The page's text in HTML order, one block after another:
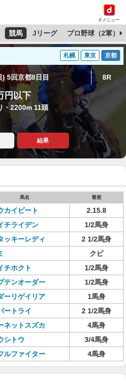
dメニュー
競馬 Jリーグ プロ野球（2軍）
札幌 東京 京都
) 5回京都8日目 8R
円以下
・2200m 11頭
結果
馬名 着差
カイビート
2.15.8
チライデン
1/2馬身
ッキーレディ
2 1/2馬身
クビ
チホクト
1/2馬身
テンオーダー
1/2馬身
ーリゲイリア
1馬身
ートライ
2 1/2馬身
ネットスズカ
4馬身
シトウ
3/4馬身
ルファイター 4馬身